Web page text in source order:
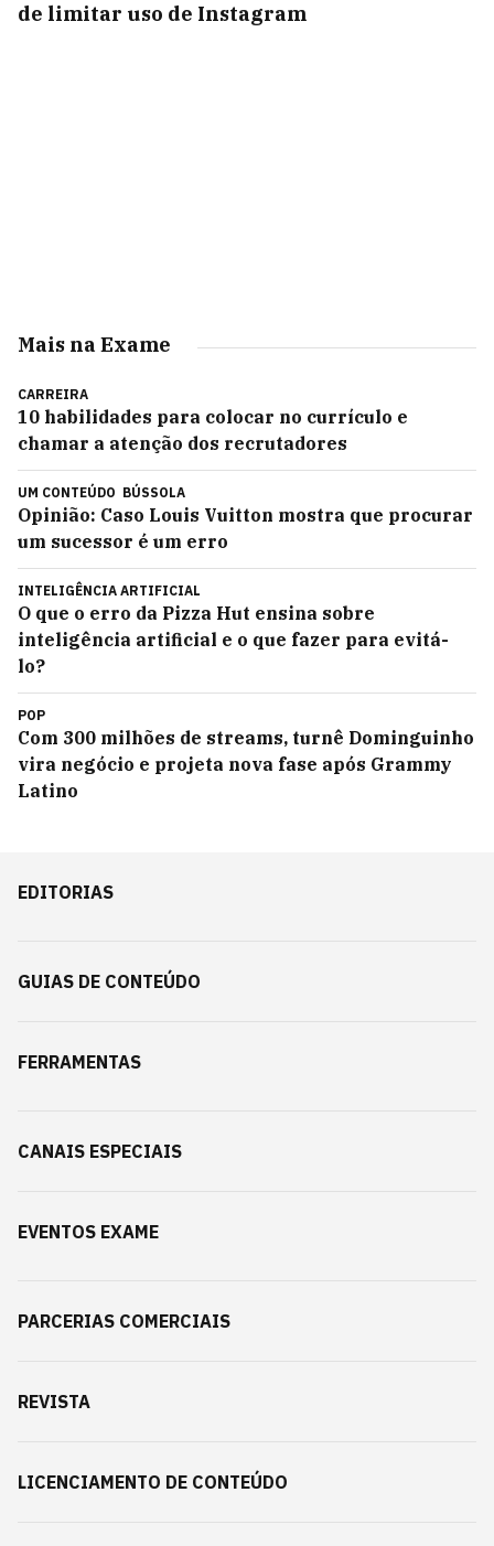
de limitar uso de Instagram
Mais na Exame
CARREIRA
10 habilidades para colocar no currículo e
chamar a atenção dos recrutadores
UM CONTEÚDO BÚSSOLA
Opinião: Caso Louis Vuitton mostra que procurar
um sucessor é um erro
INTELIGÊNCIA ARTIFICIAL
O que o erro da Pizza Hut ensina sobre
inteligência artificial e o que fazer para evitá-
lo?
POP
Com 300 milhões de streams, turnê Dominguinho
vira negócio e projeta nova fase após Grammy
Latino
EDITORIAS
GUIAS DE CONTEÚDO
FERRAMENTAS
CANAIS ESPECIAIS
EVENTOS EXAME
PARCERIAS COMERCIAIS
REVISTA
LICENCIAMENTO DE CONTEÚDO